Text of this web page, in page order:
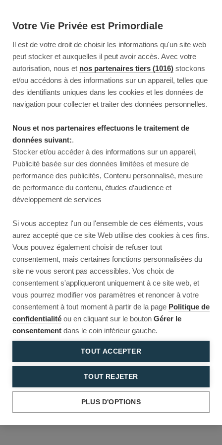
Votre Vie Privée est Primordiale
Il est de votre droit de choisir les informations qu'un site web
peut stocker et auxquelles il peut avoir accès. Avec votre
autorisation, nous et nos partenaires tiers (1016) stockons
et/ou accédons à des informations sur un appareil, telles que
des identifiants uniques dans les cookies et les données de
navigation pour collecter et traiter des données personnelles.
Nous et nos partenaires effectuons le traitement de
données suivant:.
Stocker et/ou accéder à des informations sur un appareil,
Publicité basée sur des données limitées et mesure de
performance des publicités, Contenu personnalisé, mesure
de performance du contenu, études d’audience et
développement de services
Si vous acceptez l'un ou l'ensemble de ces éléments, vous
aurez accepté que ce site Web utilise des cookies à ces fins.
Vous pouvez également choisir de refuser tout
consentement, mais certaines fonctions personnalisées du
site ne vous seront pas accessibles. Vos choix de
consentement s'appliqueront uniquement à ce site web, et
vous pourrez modifier vos paramètres et renoncer à votre
consentement à tout moment à partir de la page Politique de
confidentialité ou en cliquant sur le bouton Gérer le
consentement dans le coin inférieur gauche.
TOUT ACCEPTER
TOUT REJETER
PLUS D'OPTIONS
Reload to try again, or go back.
Reload Back